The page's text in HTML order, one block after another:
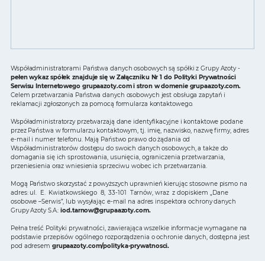
Współadministratorami Państwa danych osobowych są spółki z Grupy Azoty -
pełen wykaz spółek znajduje się w Załączniku Nr 1 do Polityki Prywatności
Serwisu Internetowego grupaazoty.com i stron w domenie grupaazoty.com.
Celem przetwarzania Państwa danych osobowych jest obsługa zapytań i
reklamacji zgłoszonych za pomocą formularza kontaktowego.
Współadministratorzy przetwarzają dane identyfikacyjne i kontaktowe podane
przez Państwa w formularzu kontaktowym, tj. imię, nazwisko, nazwę firmy, adres
e-mail i numer telefonu. Mają Państwo prawo do żądania od
Współadministratorów dostępu do swoich danych osobowych, a także do
domagania się ich sprostowania, usunięcia, ograniczenia przetwarzania,
przeniesienia oraz wniesienia sprzeciwu wobec ich przetwarzania.
Mogą Państwo skorzystać z powyższych uprawnień kierując stosowne pismo na
adres: ul. E. Kwiatkowskiego 8, 33-101 Tarnów, wraz z dopiskiem „Dane
osobowe –Serwis”, lub wysyłając e-mail na adres inspektora ochrony danych
Grupy Azoty S.A.:iod.tarnow@grupaazoty.com.
Pełna treść Polityki prywatności, zawierająca wszelkie informacje wymagane na
podstawie przepisów ogólnego rozporządzenia o ochronie danych, dostępna jest
pod adresem grupaazoty.com/polityka-prywatnosci.